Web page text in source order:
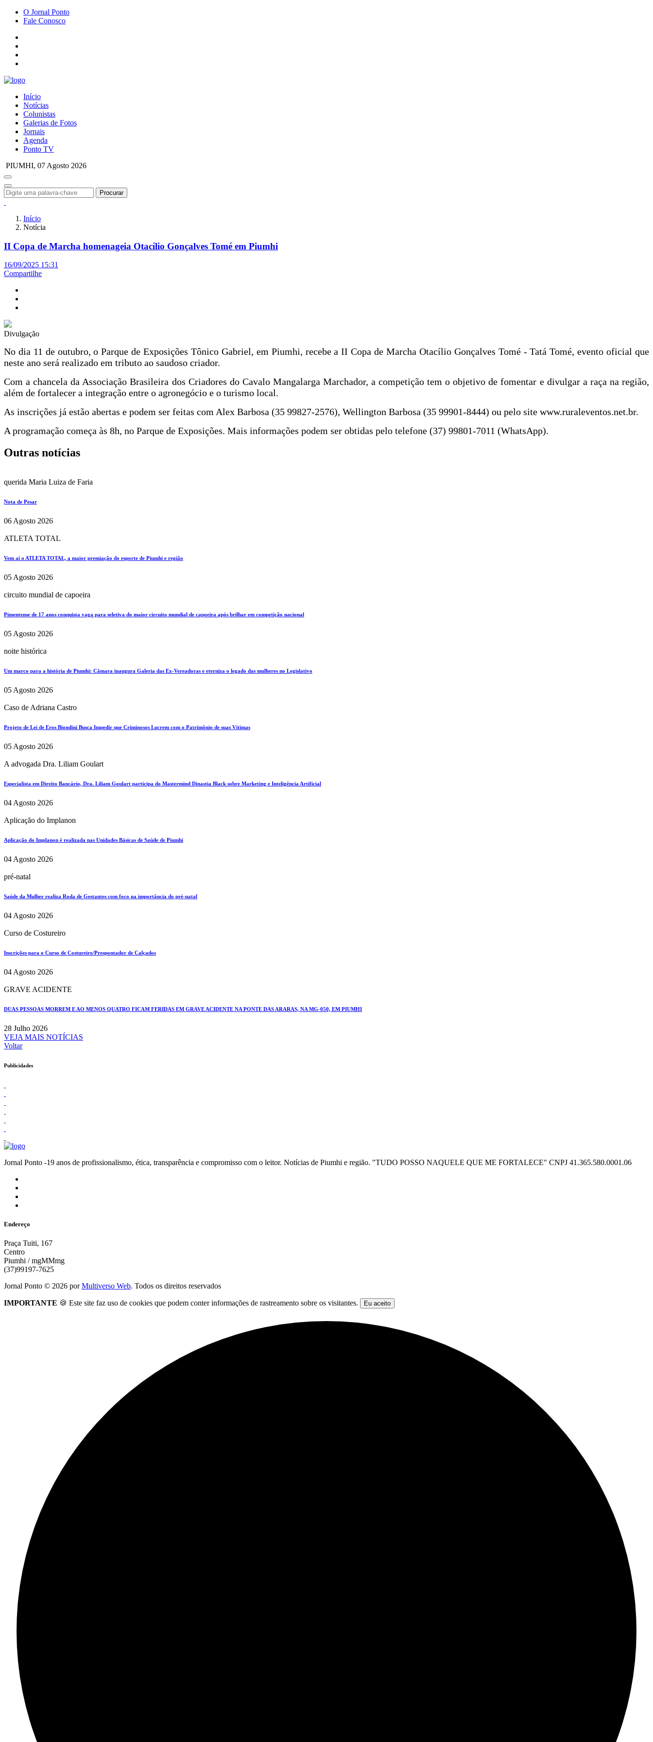
O Jornal Ponto
Fale Conosco
Início
Notícias
Colunistas
Galerias de Fotos
Jornais
Agenda
Ponto TV
PIUMHI, 07 Agosto 2026
Procurar
Início
Notícia
II Copa de Marcha homenageia Otacílio Gonçalves Tomé em Piumhi
16/09/2025 15:31
Compartilhe
Divulgação
No dia 11 de outubro, o Parque de Exposições Tônico Gabriel, em Piumhi, recebe a II Copa de Marcha Otacílio Gonçalves Tomé - Tatá Tomé, evento oficial que
neste ano será realizado em tributo ao saudoso criador.
Com a chancela da Associação Brasileira dos Criadores do Cavalo Mangalarga Marchador, a competição tem o objetivo de fomentar e divulgar a raça na região,
além de fortalecer a integração entre o agronegócio e o turismo local.
As inscrições já estão abertas e podem ser feitas com Alex Barbosa (35 99827-2576), Wellington Barbosa (35 99901-8444) ou pelo site www.ruraleventos.net.br.
A programação começa às 8h, no Parque de Exposições. Mais informações podem ser obtidas pelo telefone (37) 99801-7011 (WhatsApp).
Outras notícias
querida Maria Luiza de Faria
Nota de Pesar
06 Agosto 2026
ATLETA TOTAL
Vem aí o ATLETA TOTAL, a maior premiação do esporte de Piumhi e região
05 Agosto 2026
circuito mundial de capoeira
Pimentense de 17 anos conquista vaga para seletiva do maior circuito mundial de capoeira após brilhar em competição nacional
05 Agosto 2026
noite histórica
Um marco para a história de Piumhi: Câmara inaugura Galeria das Ex-Vereadoras e eterniza o legado das mulheres no Legislativo
05 Agosto 2026
Caso de Adriana Castro
Projeto de Lei de Eros Biondini Busca Impedir que Criminosos Lucrem com o Patrimônio de suas Vítimas
05 Agosto 2026
A advogada Dra. Liliam Goulart
Especialista em Direito Bancário, Dra. Liliam Goulart participa do Mastermind Dinastia Black sobre Marketing e Inteligência Artificial
04 Agosto 2026
Aplicação do Implanon
Aplicação do Implanon é realizada nas Unidades Básicas de Saúde de Piumhi
04 Agosto 2026
pré-natal
Saúde da Mulher realiza Roda de Gestantes com foco na importância do pré-natal
04 Agosto 2026
Curso de Costureiro
Inscrições para o Curso de Costureiro/Prespontador de Calçados
04 Agosto 2026
GRAVE ACIDENTE
DUAS PESSOAS MORREM E AO MENOS QUATRO FICAM FERIDAS EM GRAVE ACIDENTE NA PONTE DAS ARARAS, NA MG-050, EM PIUMHI
28 Julho 2026
VEJA MAIS NOTÍCIAS
Voltar
Publicidades
Jornal Ponto -19 anos de profissionalismo, ética, transparência e compromisso com o leitor. Notícias de Piumhi e região. "TUDO POSSO NAQUELE QUE ME FORTALECE" CNPJ 41.365.580.0001.06
Endereço
Praça Tuiti, 167
Centro
Piumhi / mgMMmg
(37)99197-7625
Jornal Ponto © 2026 porMultiverso Web. Todos os direitos reservados
IMPORTANTE 🍪 Este site faz uso de cookies que podem conter informações de rastreamento sobre os visitantes. Eu aceito